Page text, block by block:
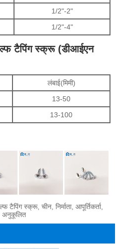
1/2"-2"
1/2"-4"
टैपिंग स्क्रू (डीआईएन
लंबाई(मिमी)
13-50
13-100
स्क्रू, चीन, निर्माता, आपूर्तिकर्ता,
अनुकूलित